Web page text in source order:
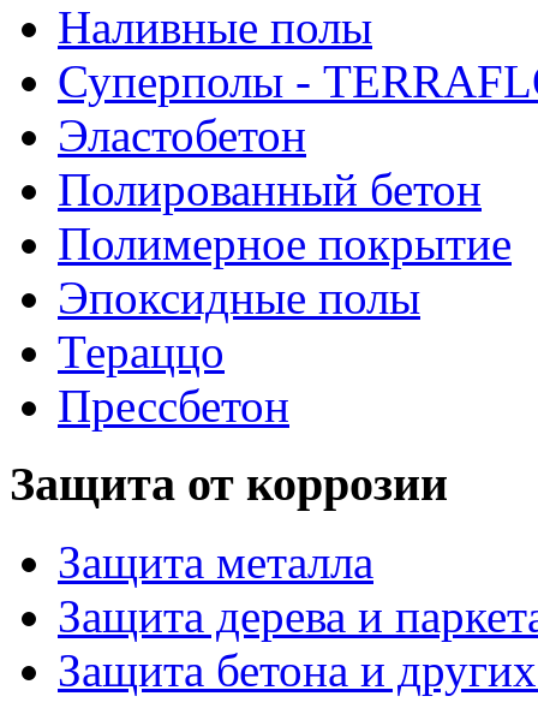
Наливные полы
Суперполы -
Эластобетон
Полированный бетон
Полимерное покрытие
Эпоксидные полы
Тераццо
Прессбетон
Защита от коррозии
Защита металла
Защита дерева и
Защита бетона и